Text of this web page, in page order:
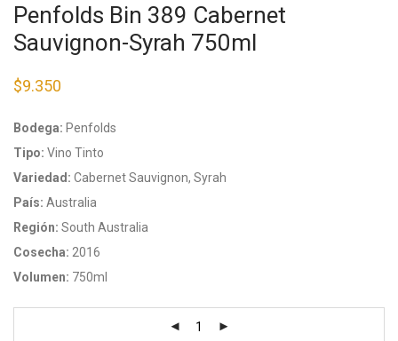
Penfolds Bin 389 Cabernet
Sauvignon-Syrah 750ml
$9.350
Bodega: Penfolds
Tipo: Vino Tinto
Variedad: Cabernet Sauvignon, Syrah
País: Australia
Región: South Australia
Cosecha: 2016
Volumen: 750ml